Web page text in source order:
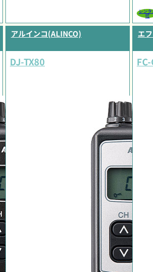
レンタ
可
アルインコ(ALINCO)
DJ-TX80
エ